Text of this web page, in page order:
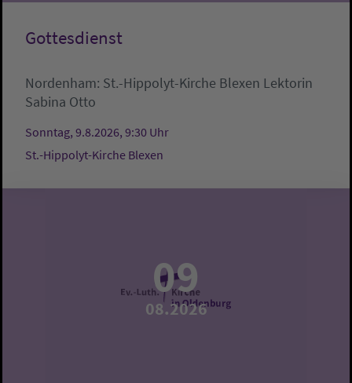
Gottesdienst
Nordenham: St.-Hippolyt-Kirche Blexen Lektorin
Sabina Otto
Sonntag, 9.8.2026, 9:30 Uhr
St.-Hippolyt-Kirche Blexen
09
08.2026